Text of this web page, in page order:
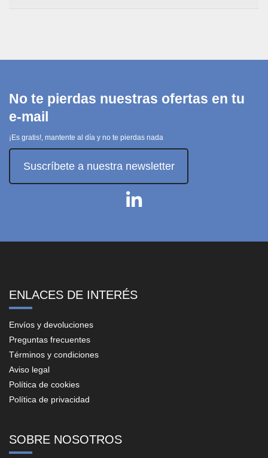
No te pierdas nuestras ofertas en tu
e-mail
¡Es gratis!, mantente al día y no te pierdas nada
Suscríbete a nuestra newsletter
ENLACES DE INTERÉS
Envíos y devoluciones
Preguntas frecuentes
Términos y condiciones
Aviso legal
Política de cookies
Política de privacidad
SOBRE NOSOTROS